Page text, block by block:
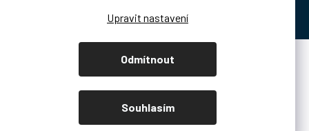
Odmítnout
Souhlasím
Vytvořil Shoptet Premium
Copyright 2026 . Všechna práva vyhrazena.
Upravit nastavení cookies